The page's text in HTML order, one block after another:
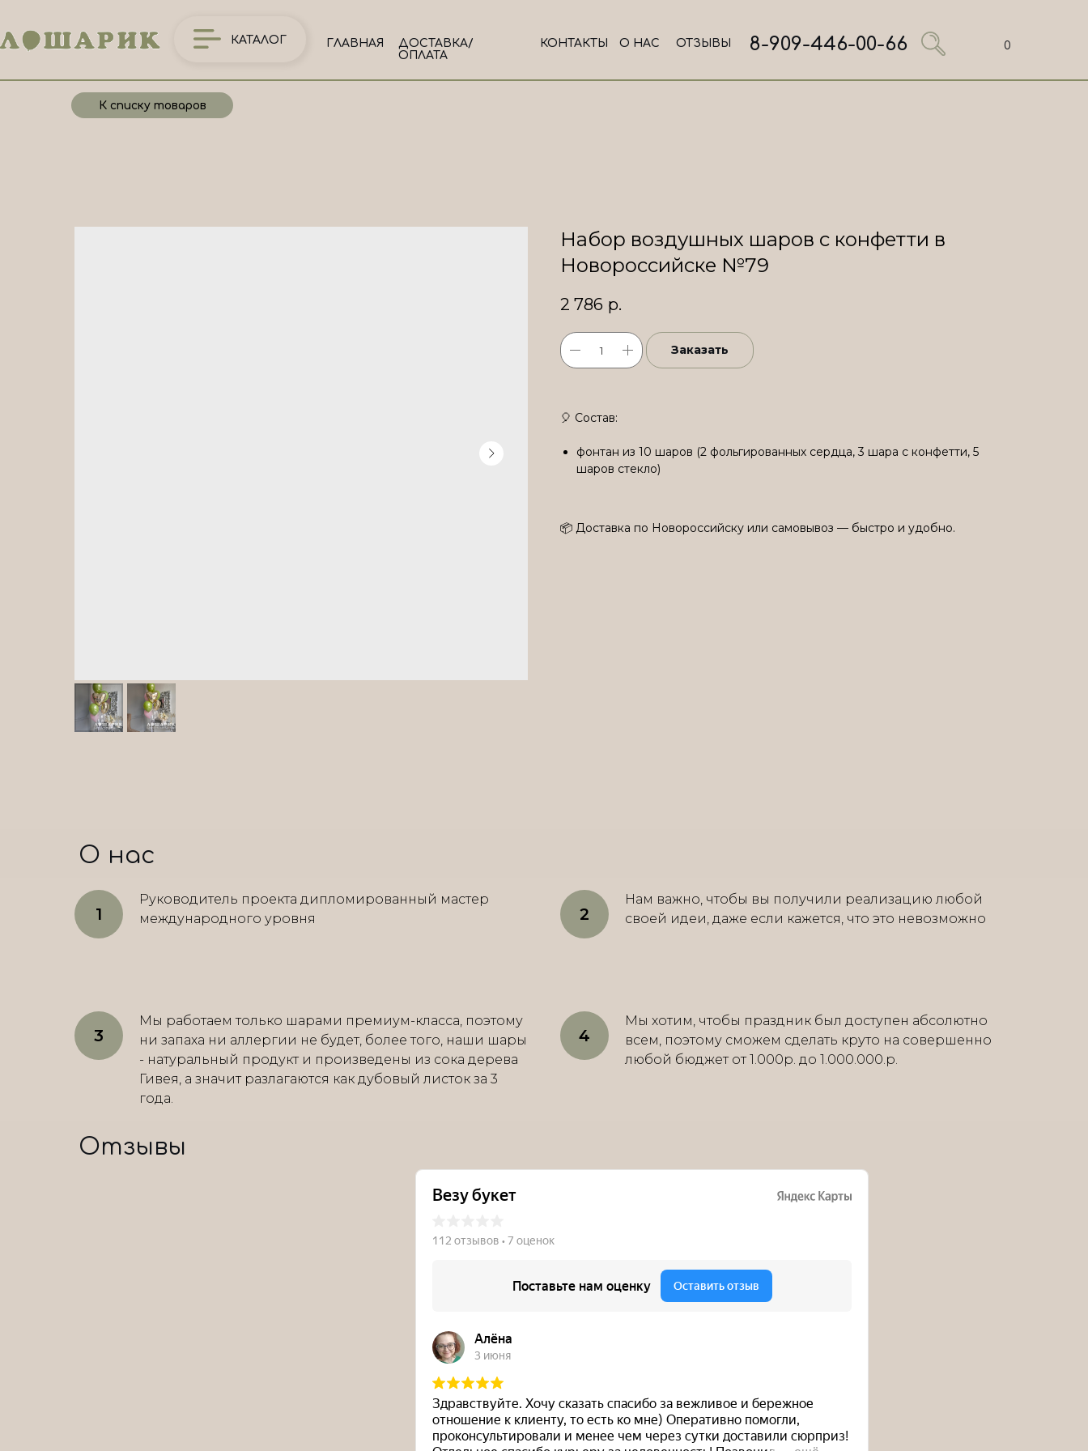
КАТАЛОГ ГЛАВНАЯ 0
8-909-446-00-66
ОТЗЫВЫ
О НАС
КОНТАКТЫ
ДОСТАВКА/
ОПЛАТА
К списку товаров
Набор воздушных шаров с конфетти в
Новороссийске №79
2 786 р.
Заказать
🎈 Состав:
фонтан из 10 шаров (2 фольгированных сердца, 3 шара с конфетти, 5
шаров стекло)
📦 Доставка по Новороссийску или самовывоз — быстро и удобно.
О нас
Руководитель проекта дипломированный мастер
международного уровня
Нам важно, чтобы вы получили реализацию любой
своей идеи, даже если кажется, что это невозможно
Мы работаем только шарами премиум-класса, поэтому
ни запаха ни аллергии не будет, более того, наши шары
- натуральный продукт и произведены из сока дерева
Гивея, а значит разлагаются как дубовый листок за 3
года.
Мы хотим, чтобы праздник был доступен абсолютно
всем, поэтому сможем сделать круто на совершенно
любой бюджет от 1.000р. до 1.000.000.р.
Отзывы